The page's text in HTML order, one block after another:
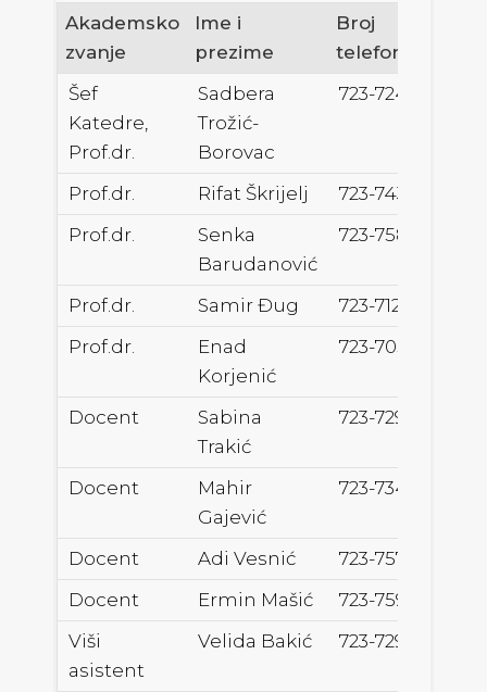
Akademsko
zvanje
Ime i
prezime
Broj
telefona
Šef
Katedre,
Prof.dr.
Sadbera
Trožić-
Borovac
723-724
Prof.dr. Rifat Škrijelj 723-743
Prof.dr.
Senka
Barudanović
723-758
Prof.dr. Samir Đug 723-712
Prof.dr.
Enad
Korjenić
723-705
Docent
Sabina
Trakić
723-729
Docent
Mahir
Gajević
723-734
Docent Adi Vesnić 723-757
Docent
Ermin Mašić 723-759
Viši
asistent
Velida Bakić 723-729